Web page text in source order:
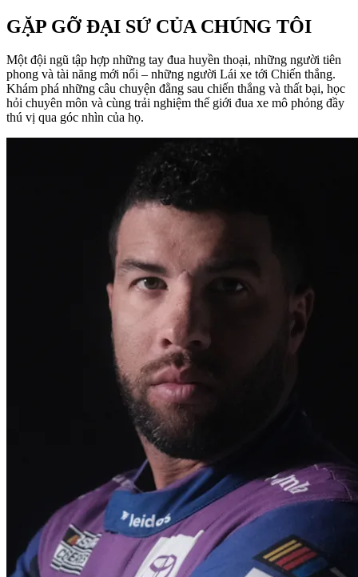
GẶP GỠ ĐẠI SỨ CỦA CHÚNG TÔI
Một đội ngũ tập hợp những tay đua huyền thoại, những người tiên
phong và tài năng mới nổi – những người Lái xe tới Chiến thắng.
Khám phá những câu chuyện đằng sau chiến thắng và thất bại, học
hỏi chuyên môn và cùng trải nghiệm thế giới đua xe mô phỏng đầy
thú vị qua góc nhìn của họ.